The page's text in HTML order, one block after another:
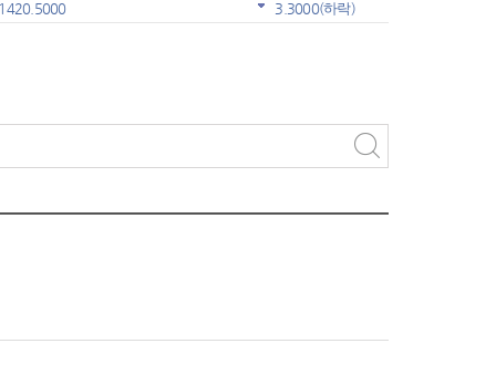
3.3000(하락)